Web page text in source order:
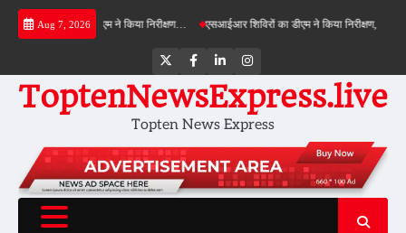
Skip
Aug 7, 2026
बाईपास का डीएम ने किया निरीक्षण… एसआईआर शिविरों का डीएम ने किया निरीक्षण, बोले—कोई
TwitterFacebookLinkedInInstagram
ToptenNewsExpress.live
Topten News Express